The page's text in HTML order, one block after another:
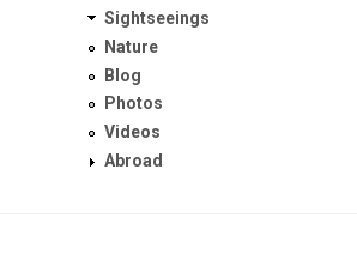
Sightseeings
Nature
Blog
Photos
Videos
Abroad